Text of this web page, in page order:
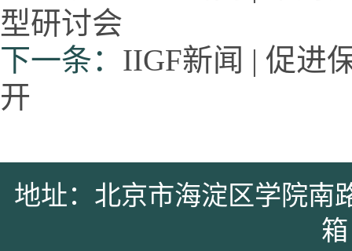
型研讨会
下一条： IIGF新闻 | 促进
开
地址：北京市海淀区学院南